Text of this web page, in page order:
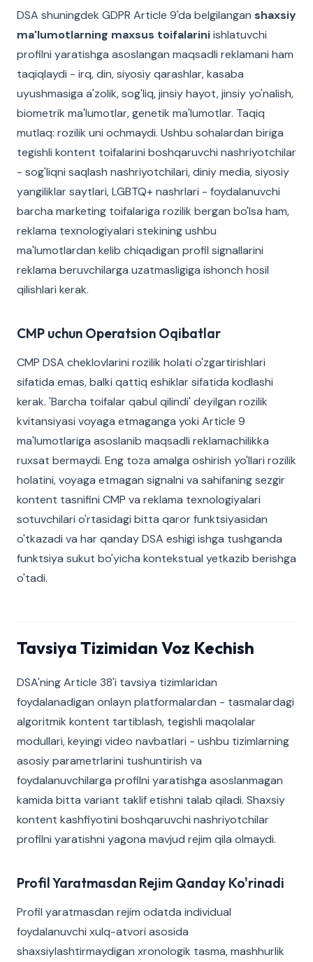
DSA shuningdek GDPR Article 9'da belgilangan shaxsiy
ma'lumotlarning maxsus toifalariniishlatuvchi
profilni yaratishga asoslangan maqsadli reklamani ham
taqiqlaydi - irq, din, siyosiy qarashlar, kasaba
uyushmasiga a'zolik, sog'liq, jinsiy hayot, jinsiy yo'nalish,
biometrik ma'lumotlar, genetik ma'lumotlar. Taqiq
mutlaq: rozilik uni ochmaydi. Ushbu sohalardan biriga
tegishli kontent toifalarini boshqaruvchi nashriyotchilar
- sog'liqni saqlash nashriyotchilari, diniy media, siyosiy
yangiliklar saytlari, LGBTQ+ nashrlari - foydalanuvchi
barcha marketing toifalariga rozilik bergan bo'lsa ham,
reklama texnologiyalari stekining ushbu
ma'lumotlardan kelib chiqadigan profil signallarini
reklama beruvchilarga uzatmasligiga ishonch hosil
qilishlari kerak.
CMP uchun Operatsion Oqibatlar
CMP DSA cheklovlarini rozilik holati o'zgartirishlari
sifatida emas, balki qattiq eshiklar sifatida kodlashi
kerak. 'Barcha toifalar qabul qilindi' deyilgan rozilik
kvitansiyasi voyaga etmaganga yoki Article 9
ma'lumotlariga asoslanib maqsadli reklamachilikka
ruxsat bermaydi. Eng toza amalga oshirish yo'llari rozilik
holatini, voyaga etmagan signalni va sahifaning sezgir
kontent tasnifini CMP va reklama texnologiyalari
sotuvchilari o'rtasidagi bitta qaror funktsiyasidan
o'tkazadi va har qanday DSA eshigi ishga tushganda
funktsiya sukut bo'yicha kontekstual yetkazib berishga
o'tadi.
Tavsiya Tizimidan Voz Kechish
DSA'ning Article 38'i tavsiya tizimlaridan
foydalanadigan onlayn platformalardan - tasmalardagi
algoritmik kontent tartiblash, tegishli maqolalar
modullari, keyingi video navbatlari - ushbu tizimlarning
asosiy parametrlarini tushuntirish va
foydalanuvchilarga profilni yaratishga asoslanmagan
kamida bitta variant taklif etishni talab qiladi. Shaxsiy
kontent kashfiyotini boshqaruvchi nashriyotchilar
profilni yaratishni yagona mavjud rejim qila olmaydi.
Profil Yaratmasdan Rejim Qanday Ko'rinadi
Profil yaratmasdan rejim odatda individual
foydalanuvchi xulq-atvori asosida
shaxsiylashtirmaydigan xronologik tasma, mashhurlik